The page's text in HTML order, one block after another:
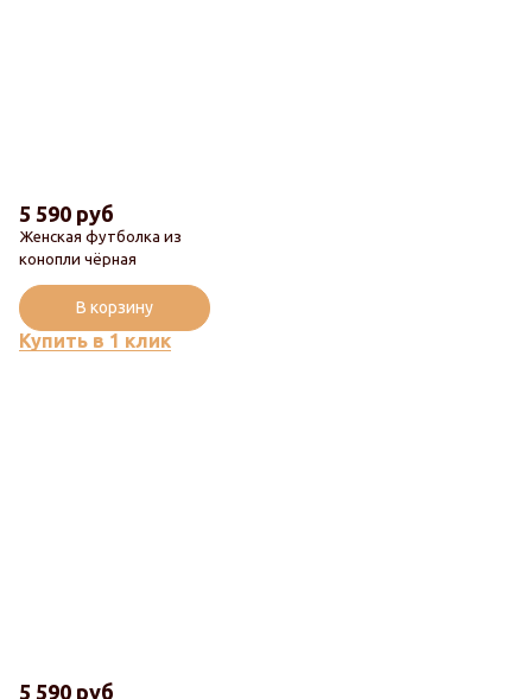
Женская футболка из
конопли чёрная
5 590 руб
Купить в 1 клик
В корзину
5 590 руб